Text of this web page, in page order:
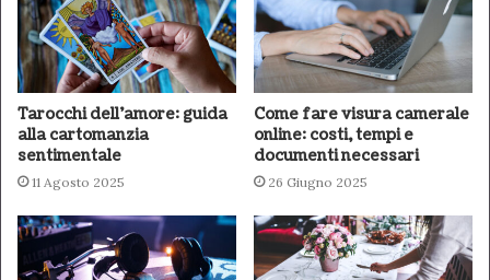
Tarocchi dell’amore: guida
alla cartomanzia
sentimentale
11 Agosto 2025
Come fare visura camerale
online: costi, tempi e
documenti necessari
26 Giugno 2025